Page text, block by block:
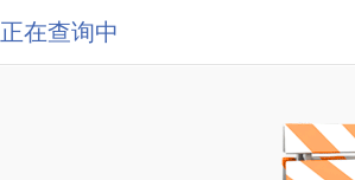
正在查询中